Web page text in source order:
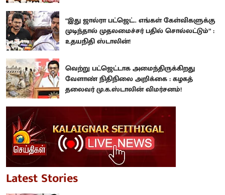
“இது ஜால்ரா பட்ஜெட்.. எங்கள் கேள்விகளுக்கு
முடிந்தால் முதலமைச்சர் பதில் சொல்லட்டும்” :
உதயநிதி ஸ்டாலின்!
வெற்று பட்ஜெட்டாக அமைந்திருக்கிறது
வேளாண் நிதிநிலை அறிக்கை : கழகத்
தலைவர் மு.க.ஸ்டாலின் விமர்சனம்!
Latest Stories